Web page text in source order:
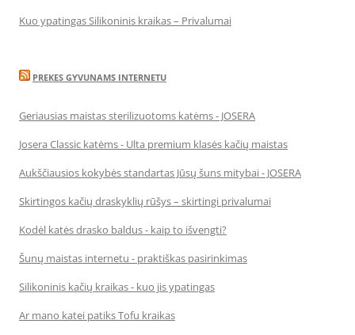
Kuo ypatingas Silikoninis kraikas – Privalumai
PREKES GYVUNAMS INTERNETU
Geriausias maistas sterilizuotoms katėms - JOSERA
Josera Classic katėms - Ulta premium klasės kačių maistas
Aukščiausios kokybės standartas Jūsų šuns mitybai - JOSERA
Skirtingos kačių draskyklių rūšys – skirtingi privalumai
Kodėl katės drasko baldus - kaip to išvengti?
Šunų maistas internetu - praktiškas pasirinkimas
Silikoninis kačių kraikas - kuo jis ypatingas
Ar mano katei patiks Tofu kraikas